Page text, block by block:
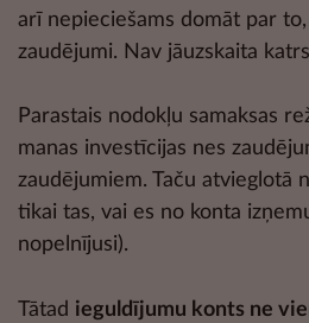
arī nepieciešams domāt par
zaudējumi. Nav jāuzskaita
Parastais nodokļu samaksas
manas investīcijas nes
zaudējumiem. Taču atvieglotā
tikai tas, vai es no konta
nopelnījusi).
Tātad ieguldījumu konts ne